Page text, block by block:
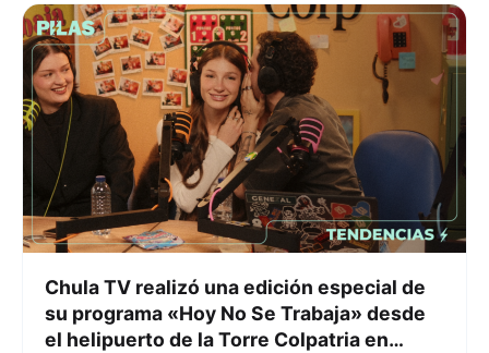
Chula TV realizó una edición especial de
su programa «Hoy No Se Trabaja» desde
el helipuerto de la Torre Colpatria en